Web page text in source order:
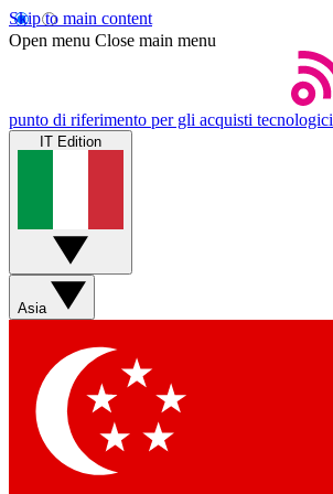
Skip to main content
Open menu Close main menu
punto di riferimento per gli acquisti tecnologici
IT Edition
Asia